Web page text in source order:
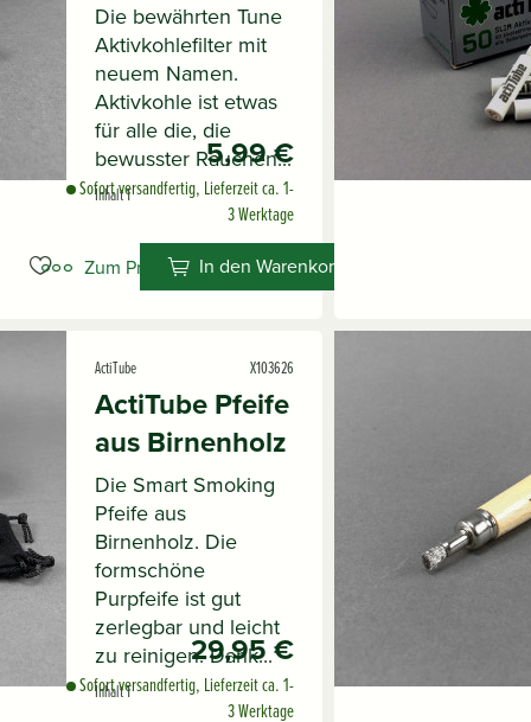
Die bewährten Tune
Aktivkohlefilter mit
neuem Namen.
Aktivkohle ist etwas
für alle die, die
bewusster Rauchen...
Inhalt1
5,99 €
Sofort versandfertig, Lieferzeit ca. 1-
3 Werktage
In den Warenkorb
Zum Produkt
ActiTube X103626
ActiTube Pfeife
aus Birnenholz
Die Smart Smoking
Pfeife aus
Birnenholz. Die
formschöne
Purpfeife ist gut
zerlegbar und leicht
zu reinigen. Dank...
Inhalt1
29,95 €
Sofort versandfertig, Lieferzeit ca. 1-
3 Werktage